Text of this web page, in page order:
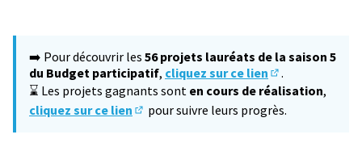
−
➡️ Pour découvrir les 56 projets lauréats de la saison 5
du Budget participatif, cliquez sur ce lien
(S'ouvre dans
.
⌛ Les projets gagnants sont en cours de réalisation,
cliquez sur ce lien
pour suivre leurs progrès.